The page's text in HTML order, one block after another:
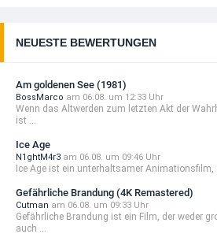
NEUESTE BEWERTUNGEN
Am goldenen See (1981)
BossMarco am 06.08. um 12:33 Uhr
Wenn das Altwerden zum letzten Akt der
ist ...
Ice Age
N1ghtM4r3 am 06.08. um 09:46 Uhr
Ice Age ist ein unterhaltsamer Animationsfilm,
Gefährliche Brandung (4K Remastered)
Cutman am 06.08. um 09:33 Uhr
Gefährliche Brandung ist ein Film, der weder
auch ...